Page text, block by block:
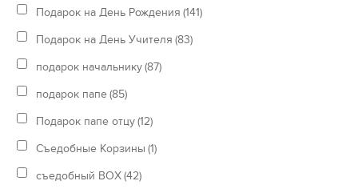
Подарок на День Рождения (141)
Подарок на День Учителя (83)
подарок начальнику(87)
подарок папе(85)
Подарок папе отцу(12)
Съедобные Корзины (1)
съедобный BOX(42)